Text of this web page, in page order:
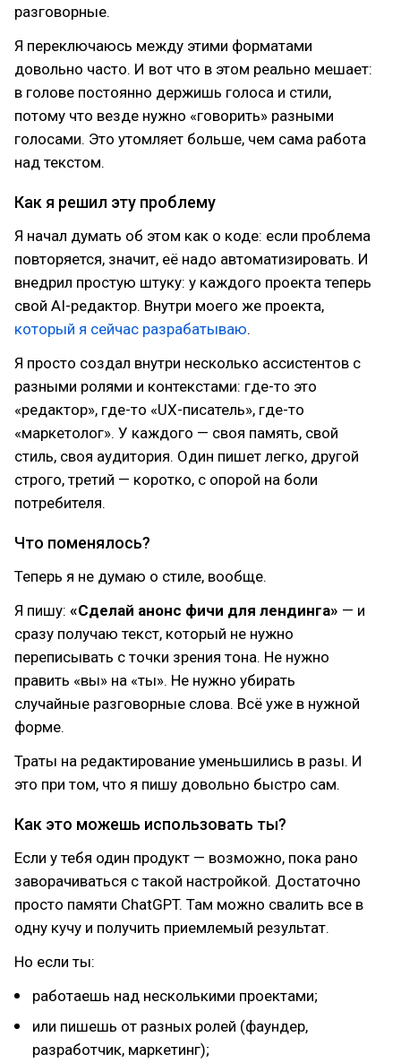
разговорные.
Я переключаюсь между этими форматами
довольно часто. И вот что в этом реально мешает:
в голове постоянно держишь голоса и стили,
потому что везде нужно «говорить» разными
голосами. Это утомляет больше, чем сама работа
над текстом.
Как я решил эту проблему
Я начал думать об этом как о коде: если проблема
повторяется, значит, её надо автоматизировать. И
внедрил простую штуку: у каждого проекта теперь
свой AI-редактор. Внутри моего же проекта,
который я сейчас разрабатываю.
Я просто создал внутри несколько ассистентов с
разными ролями и контекстами: где-то это
«редактор», где-то «UX-писатель», где-то
«маркетолог». У каждого — своя память, свой
стиль, своя аудитория. Один пишет легко, другой
строго, третий — коротко, с опорой на боли
потребителя.
Что поменялось?
Теперь я не думаю о стиле, вообще.
Я пишу: «Сделай анонс фичи для лендинга» — и
сразу получаю текст, который не нужно
переписывать с точки зрения тона. Не нужно
править «вы» на «ты». Не нужно убирать
случайные разговорные слова. Всё уже в нужной
форме.
Траты на редактирование уменьшились в разы. И
это при том, что я пишу довольно быстро сам.
Как это можешь использовать ты?
Если у тебя один продукт — возможно, пока рано
заворачиваться с такой настройкой. Достаточно
просто памяти ChatGPT. Там можно свалить все в
одну кучу и получить приемлемый результат.
Но если ты:
работаешь над несколькими проектами;
или пишешь от разных ролей (фаундер,
разработчик, маркетинг);